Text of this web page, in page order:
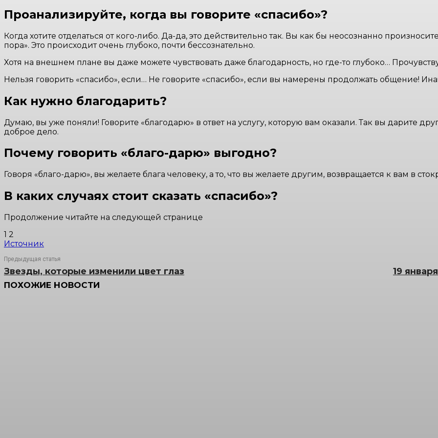
Проанализируйте, когда вы говорите «спасибо»?
Когда хотите отделаться от кого-либо. Да-да, это действительно так. Вы как бы неосознанно
пора». Это происходит очень глубоко, почти бессознательно.
Хотя на внешнем плане вы даже можете чувствовать даже благодарность, но где-то глубоко…
Нельзя говорить «спасибо», если… Не говорите «спасибо», если вы намерены продолжать общение!
Как нужно благодарить?
Думаю, вы уже поняли! Говорите «благодарю» в ответ на услугу, которую вам оказали. Так вы дарите
доброе дело.
Почему говорить «благо-дарю» выгодно?
Говоря «благо-дарю», вы желаете блага человеку, а то, что вы желаете другим, возвращается к вам в
В каких случаях стоит сказать «спасибо»?
Продолжение читайте на следующей странице
1 2
Источник
Предыдущая статья
Звезды, которые изменили цвет глаз 19
ПОХОЖИЕ НОВОСТИ